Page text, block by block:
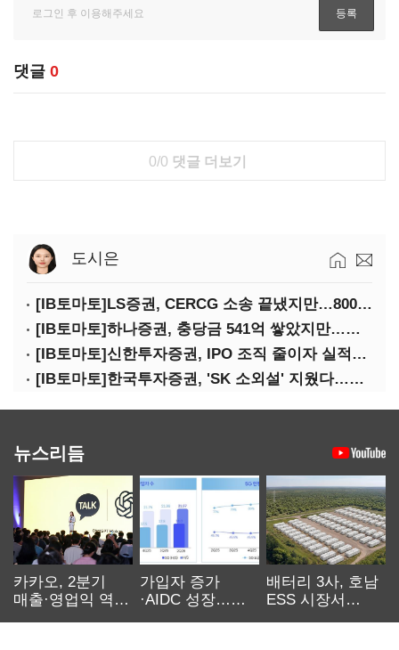
댓글 0
0/0 댓글 더보기
도시은
[IB토마토]LS증권, CERCG 소송 끝냈지만…800억 PF 소송은 미충당
[IB토마토]하나증권, 충당금 541억 쌓았지만…홈플러스 제재는 추가 비용 불씨
[IB토마토]신한투자증권, IPO 조직 줄이자 실적도 '0건'…핵심 인력까지 이탈
[IB토마토]한국투자증권, 'SK 소외설' 지웠다…유증·회사채 주관 연속 수임
뉴스리듬
카카오, 2분기
매출·영업익 역대
가입자 증가
·AIDC 성장…
배터리 3사, 호남
ESS 시장서